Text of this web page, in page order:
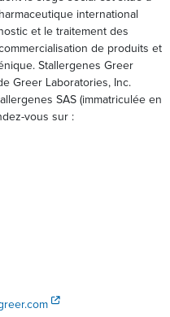
international
et le traitement des
de produits et
Stallergenes Greer
Greer Laboratories, Inc.
SAS (immatriculée en
vous sur :